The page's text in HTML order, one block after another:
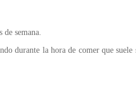
semana.
durante la hora de comer que